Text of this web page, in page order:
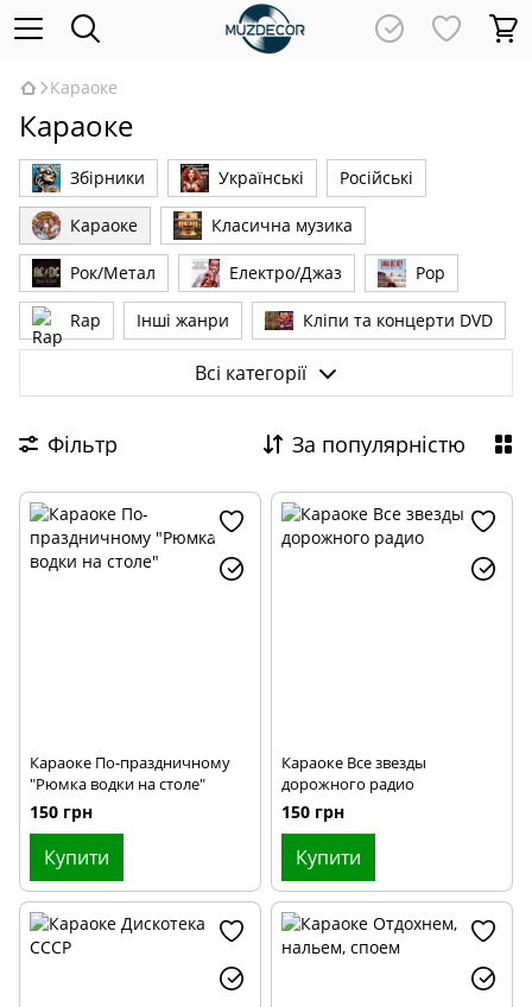
Караоке
Караоке
Збірники Українські Російські
Караоке Класична музика
Рок/Метал Електро/Джаз Pop
Rap Інші жанри Кліпи та концерти DVD
MINI VINYL Audio CD
Всі категорії
Фільтр За популярністю
Караоке По-праздничному
"Рюмка водки на столе"
150 грн
Купити
Караоке Все звезды
дорожного радио
150 грн
Купити